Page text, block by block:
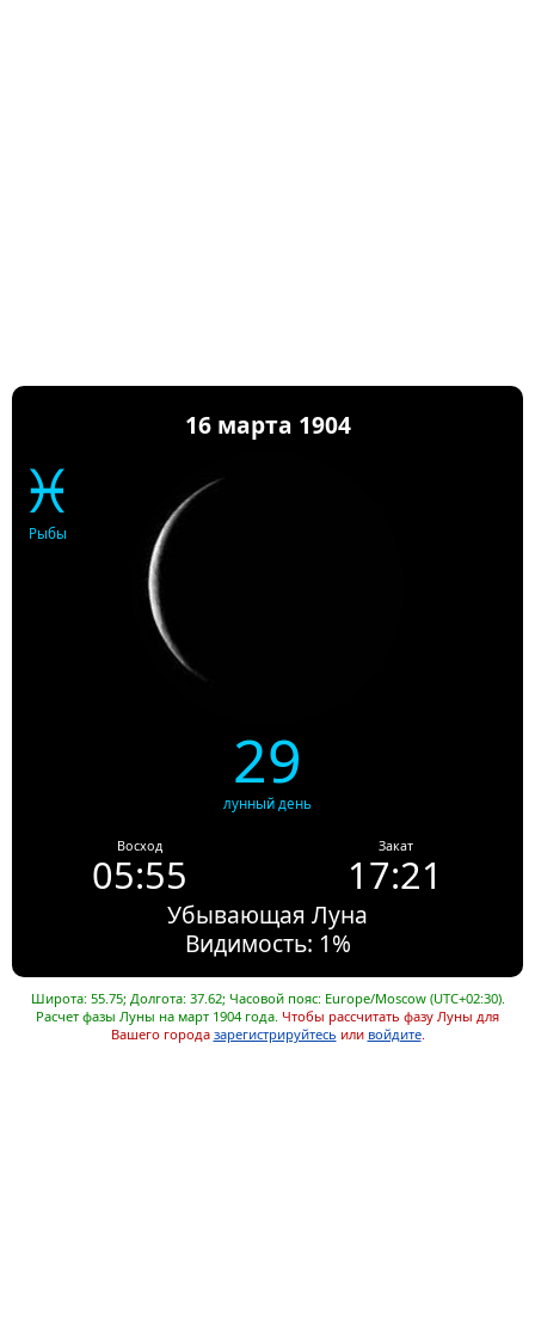
16 марта 1904
♓
Рыбы
29
лунный день
Восход
05:55
Закат
17:21
Убывающая Луна
Видимость: 1%
Широта: 55.75; Долгота: 37.62; Часовой пояс: Europe/Moscow (UTC+02:30).
Расчет фазы Луны на март 1904 года. Чтобы рассчитать фазу Луны для
Вашего города зарегистрируйтесь или войдите.